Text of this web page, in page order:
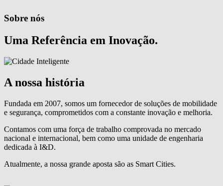
Sobre nós
Uma Referência em Inovação.
A nossa história
Fundada em 2007, somos um fornecedor de soluções de mobilidade
e segurança, comprometidos com a constante inovação e melhoria.
Contamos com uma força de trabalho comprovada no mercado
nacional e internacional, bem como uma unidade de engenharia
dedicada à I&D.
Atualmente, a nossa grande aposta são as Smart Cities.